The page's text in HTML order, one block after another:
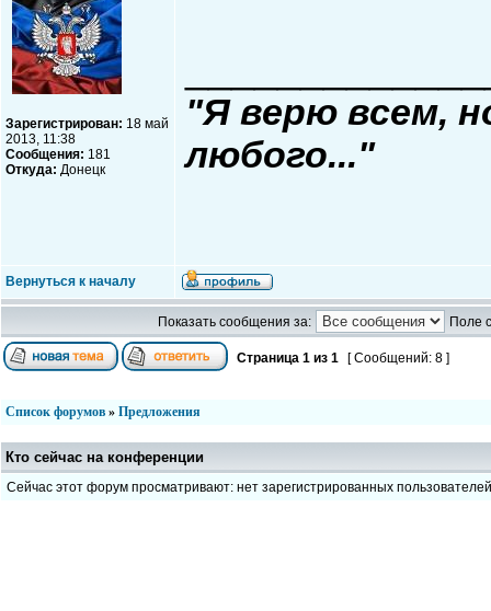
Зарегистрирован: 18 май
2013, 11:38
Сообщения: 181
Откуда: Донецк
"Я верю всем,
любого..."
Вернуться к началу
Показать сообщения за: Поле
Страница 1 из 1 [ Сообщений: 8 ]
Список форумов » Предложения
Кто сейчас на конференции
Сейчас этот форум просматривают: нет зарегистрированных пользователей